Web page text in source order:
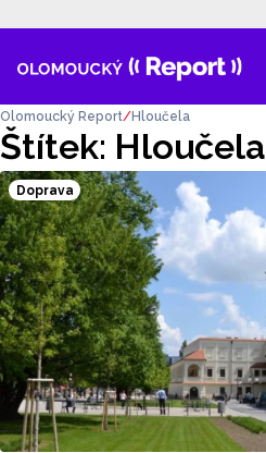
Štítek: Hloučela
Olomoucký Report Hloučela
Doprava